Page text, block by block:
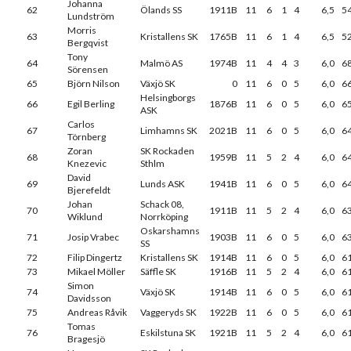
62
Johanna
Lundström
Ölands SS 1911B 11 6 1 4 6,5
63
Morris
Bergqvist
Kristallens SK 1765B 11 6 1 4 6,5
64
Tony
Sörensen
Malmö AS 1974B 11 4 4 3 6,0
65
Björn Nilson Växjö SK 0 11 6 0 5 6,0
66
Egil Berling
Helsingborgs
ASK
1876B 11 6 0 5 6,0
67
Carlos
Törnberg
Limhamns SK 2021B 11 6 0 5 6,0
68
Zoran
Knezevic
SK Rockaden
Sthlm
1959B 11 5 2 4 6,0
69
David
Bjerefeldt
Lunds ASK 1941B 11 6 0 5 6,0
70
Johan
Wiklund
Schack 08,
Norrköping
1911B 11 5 2 4 6,0
71 Josip Vrabec
Oskarshamns
SS
1903B 11 6 0 5 6,0
72
Filip Dingertz Kristallens SK 1914B 11 6 0 5 6,0
73
Mikael Möller Säffle SK 1916B 11 5 2 4 6,0
74
Simon
Davidsson
Växjö SK 1914B 11 6 0 5 6,0
75
Andreas Råvik Vaggeryds SK 1922B 11 6 0 5 6,0
76
Tomas
Bragesjö
Eskilstuna SK 1921B 11 5 2 4 6,0